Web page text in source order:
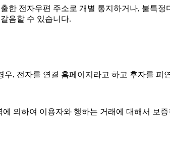
한 전자우편 주소로 개별 통지하거나, 불특정
음할 수 있습니다.
, 전자를 연결 홈페이지라고 하고 후자를 피
의하여 이용자와 행하는 거래에 대해서 보